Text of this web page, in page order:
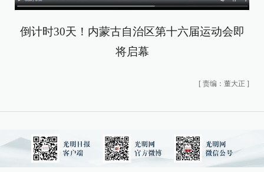
倒计时30天！内蒙古自治区第十六届运动会即
将启幕
[ 责编：董大正 ]